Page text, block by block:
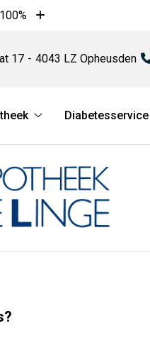
100%
Tekst
10%
17 4043 LZ Opheusden
apotheek
submenu
Diabetesservice